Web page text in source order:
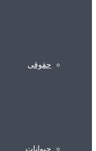
حقوقی
حیوانات